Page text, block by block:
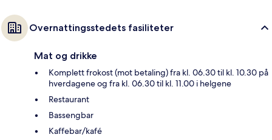
Overnattingsstedets fasiliteter
Mat og drikke
Komplett frokost (mot betaling) fra kl. 06.30 til kl. 10.30 på
hverdagene og fra kl. 06.30 til kl. 11.00 i helgene
Restaurant
Bassengbar
Kaffebar/kafé